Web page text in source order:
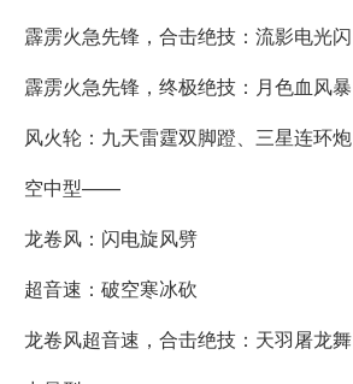
霹雳火急先锋，合击绝技：流影电光闪
霹雳火急先锋，终极绝技：月色血风暴
风火轮：九天雷霆双脚蹬、三星连环炮
空中型——
龙卷风：闪电旋风劈
超音速：破空寒冰砍
龙卷风超音速，合击绝技：天羽屠龙舞